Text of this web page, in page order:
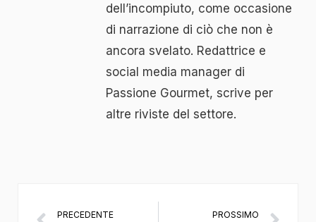
dell’incompiuto, come occasione
di narrazione di ciò che non è
ancora svelato. Redattrice e
social media manager di
Passione Gourmet, scrive per
altre riviste del settore.
PRECEDENTE PROSSIMO